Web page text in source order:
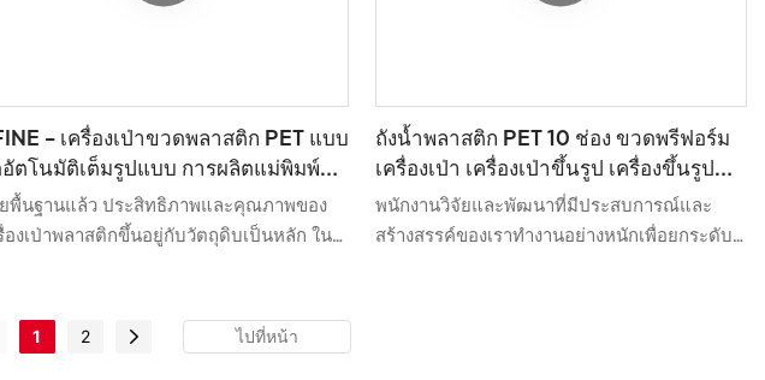
- เครื่องเป่าขวดพลาสติก PET แบบ
ตโนมัติเต็มรูปแบบ การผลิตแม่พิมพ์
ขวดพลาสติก PET แบบยืดอัตโนมัติเต็ม
บบ
พื้นฐานแล้ว ประสิทธิภาพและคุณภาพของ
องเป่าพลาสติกขึ้นอยู่กับวัตถุดิบเป็นหลัก ใน
งเคมีและประสิทธิภาพอย่างมากมาย ดังนั้นจึง
ประกันคุณภาพของผลิตภัณฑ์ตั้งแต่ต้นทาง
ถังน้ำพลาสติก PET 10 ช่อง ขวดพรีฟอร์ม
เครื่องเป่า เครื่องเป่าขึ้นรูป เครื่องขึ้นรูป
เครื่องจักร เครื่องจักร Mac
พนักงานวิจัยและพัฒนาที่มีประสบการณ์และ
สร้างสรรค์ของเราทำงานอย่างหนักเพื่อยกระดับ
1 2